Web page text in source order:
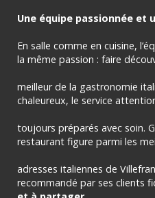
Une équipe passionnée et
En salle comme en cuisine,
la même passion : faire
meilleur de la gastronomie
chaleureux, le service
toujours préparés avec soin.
restaurant figure parmi les
adresses italiennes de
recommandé par ses clients